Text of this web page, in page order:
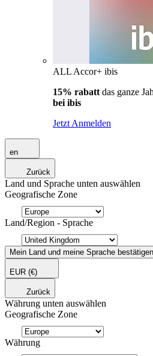
ALL Accor+ ibis
15% rabatt das ganze
bei ibis
Jetzt Anmelden
en
Zurück
Land und Sprache unten auswählen
Geografische Zone
Land/Region - Sprache
Mein Land und meine Sprache bestätigen
EUR (€)
Zurück
Währung unten auswählen
Geografische Zone
Währung